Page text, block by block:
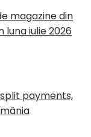
magazine din
luna iulie 2026
payments,